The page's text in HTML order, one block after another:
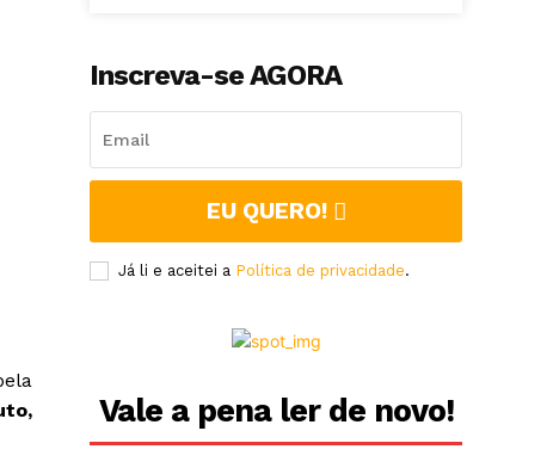
Inscreva-se AGORA
EU QUERO!
Já li e aceitei a Política de privacidade.
Vale a pena ler de novo!